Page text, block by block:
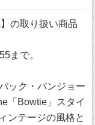
の取り扱い商品
まで。
ック・バンジョー
「Bowtie」スタイ
ンテージの風格と